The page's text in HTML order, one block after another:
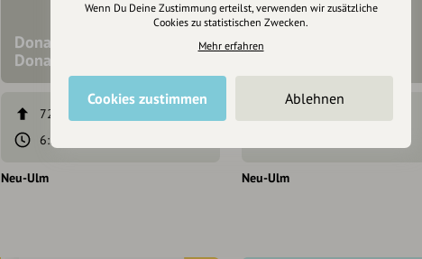
Donauradweg Ulm-
Donauwörth
72 hm
6:14 h
Neu-Ulm
SwimRun Silberwald -
Neu-Ulm
Wenn Du Deine Zustimmung erteilst, verwenden wir zusätzliche
Cookies zu statistischen Zwecken.
Mehr erfahren
Cookies zustimmen Ablehnen